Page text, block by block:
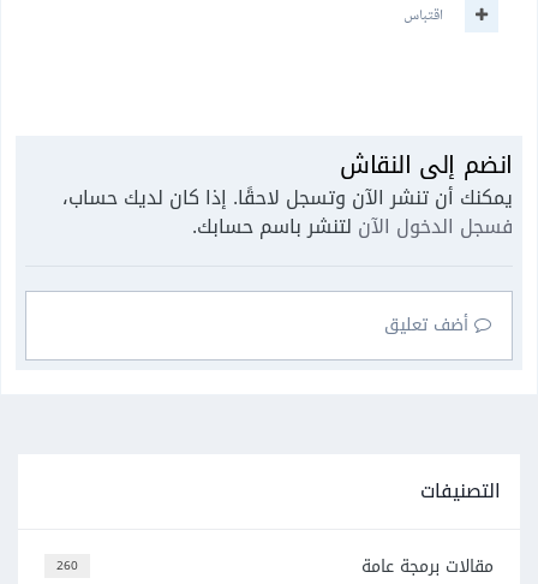
اقتباس
انضم إلى النقاش
يمكنك أن تنشر الآن وتسجل لاحقًا. إذا كان لديك حساب،
فسجل الدخول الآن لتنشر باسم حسابك.
أضف تعليق
التصنيفات
260 مقالات برمجة عامة